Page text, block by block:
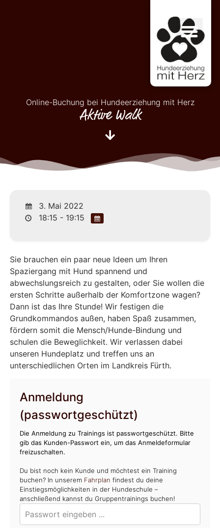
Online-Buchung bei Hundeerziehung mit Herz
Aktive Walk
3. Mai 2022
18:15 - 19:15
Sie brauchen ein paar neue Ideen um Ihren
Spaziergang mit Hund spannend und
abwechslungsreich zu gestalten, oder Sie wollen die
ersten Schritte außerhalb der Komfortzone wagen?
Dann ist das Ihre Stunde! Wir festigen die
Grundkommandos außen, haben Spaß zusammen,
fördern somit die Mensch/Hunde-Bindung und
schulen die Beweglichkeit. Wir verlassen dabei
unseren Hundeplatz und treffen uns an
unterschiedlichen Orten im Landkreis Fürth.
Anmeldung
(passwortgeschützt)
Die Anmeldung zu Trainings ist passwortgeschützt. Bitte
gib das Kunden-Passwort ein, um das Anmeldeformular
freizuschalten.
Du bist noch kein Kunde und möchtest ein Training
buchen? In unserem Fahrplan findest du deine
Einstiegsmöglichkeiten in der Hundeschule –
anschließend kannst du Gruppentrainings buchen!